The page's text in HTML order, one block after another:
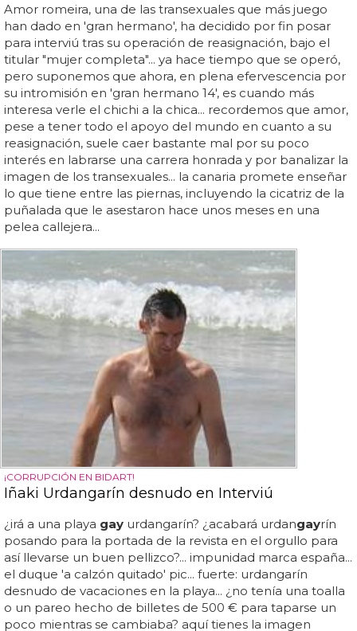
Amor romeira, una de las transexuales que más juego
han dado en 'gran hermano', ha decidido por fin posar
para interviú tras su operación de reasignación, bajo el
titular "mujer completa"... ya hace tiempo que se operó,
pero suponemos que ahora, en plena efervescencia por
su intromisión en 'gran hermano 14', es cuando más
interesa verle el chichi a la chica... recordemos que amor,
pese a tener todo el apoyo del mundo en cuanto a su
reasignación, suele caer bastante mal por su poco
interés en labrarse una carrera honrada y por banalizar la
imagen de los transexuales... la canaria promete enseñar
lo que tiene entre las piernas, incluyendo la cicatriz de la
puñalada que le asestaron hace unos meses en una
pelea callejera...
¡CORRUPCIÓN EN BIDART!
Iñaki Urdangarín desnudo en Interviú
¿irá a una playa gay urdangarín? ¿acabará urdangayrín
posando para la portada de la revista en el orgullo para
así llevarse un buen pellizco?... impunidad marca españa...
el duque 'a calzón quitado' pic... fuerte: urdangarín
desnudo de vacaciones en la playa... ¿no tenía una toalla
o un pareo hecho de billetes de 500 € para taparse un
poco mientras se cambiaba? aquí tienes la imagen